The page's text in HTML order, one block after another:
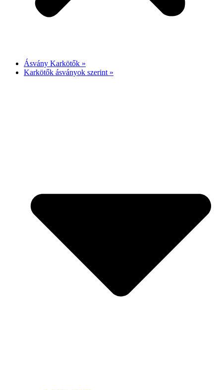
Ásvány Karkötők »
Karkötők ásványok szerint »